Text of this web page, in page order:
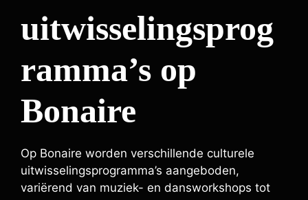
uitwisselingsprog
ramma’s op
Bonaire
Op Bonaire worden verschillende culturele
uitwisselingsprogramma’s aangeboden,
variërend van muziek- en dansworkshops tot